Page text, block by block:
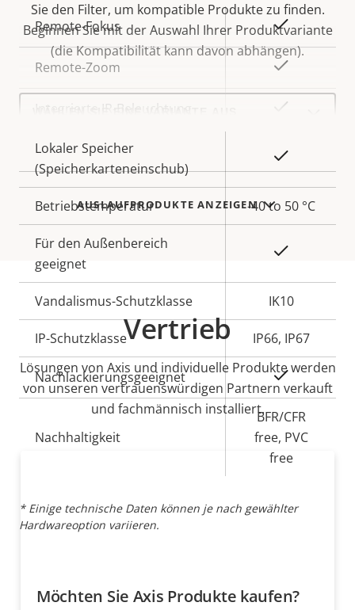
Eigentumsbeschreibung Eigentumswert
Remote-Fokus Ja
Remote-Zoom
Integrierte IR-Beleuchtung
Lokaler Speicher
(Speicherkarteneinschub)
Betriebstemperatur -40 to 50 °C
Für den Außenbereich
geeignet
Vandalismus-Schutzklasse IK10
IP-Schutzklasse IP66, IP67
Nachlackierungsgeeignet Ja
Nachhaltigkeit
BFR/CFR
free, PVC
free
* Einige technische Daten können je nach gewählter
Hardwareoption variieren.
Sie den Filter, um kompatible Produkte zu finden.
Beginnen Sie mit der Auswahl Ihrer Produktvariante
(die Kompatibilität kann davon abhängen).
Select
variant:
AUSLAUFPRODUKTE ANZEIGEN
Vertrieb
Lösungen von Axis und individuelle Produkte werden
von unseren vertrauenswürdigen Partnern verkauft
und fachmännisch installiert.
Möchten Sie Axis Produkte kaufen?